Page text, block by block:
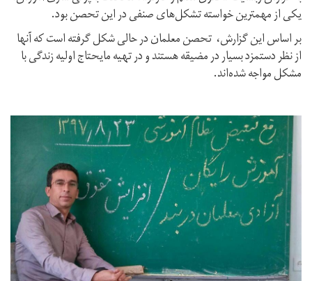
یکی از مهمترین خواسته تشکل‌های صنفی در این تحصن بود.
بر اساس این گزارش، تحصن معلمان در حالی شکل گرفته است که آنها
از نظر دستمزد بسیار در مضیقه هستند و در تهیه مایحتاج اولیه زندگی با
مشکل مواجه شده‌اند.